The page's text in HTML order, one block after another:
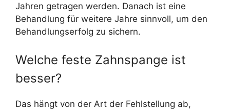
Jahren getragen werden. Danach ist eine
Behandlung für weitere Jahre sinnvoll, um den
Behandlungserfolg zu sichern.
Welche feste Zahnspange ist
besser?
Das hängt von der Art der Fehlstellung ab,